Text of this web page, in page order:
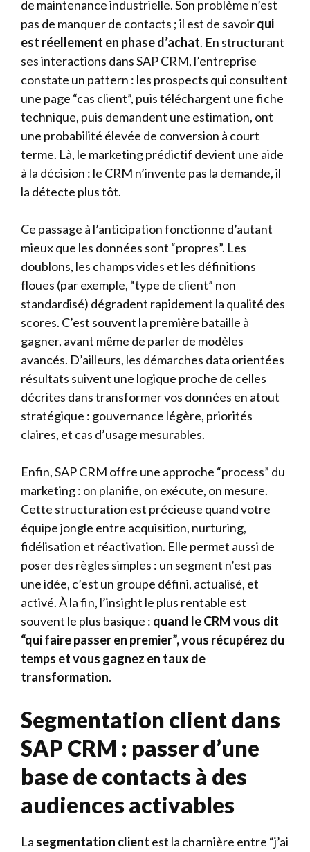
de maintenance industrielle. Son problème n’est
pas de manquer de contacts ; il est de savoirqui
est réellement en phase d’achat. En structurant
ses interactions dans SAP CRM, l’entreprise
constate un pattern : les prospects qui consultent
une page “cas client”, puis téléchargent une fiche
technique, puis demandent une estimation, ont
une probabilité élevée de conversion à court
terme. Là, le marketing prédictif devient une aide
à la décision : le CRM n’invente pas la demande, il
la détecte plus tôt.
Ce passage à l’anticipation fonctionne d’autant
mieux que les données sont “propres”. Les
doublons, les champs vides et les définitions
floues (par exemple, “type de client” non
standardisé) dégradent rapidement la qualité des
scores. C’est souvent la première bataille à
gagner, avant même de parler de modèles
avancés. D’ailleurs, les démarches data orientées
résultats suivent une logique proche de celles
décrites danstransformer vos données en atout
stratégique : gouvernance légère, priorités
claires, et cas d’usage mesurables.
Enfin, SAP CRM offre une approche “process” du
marketing : on planifie, on exécute, on mesure.
Cette structuration est précieuse quand votre
équipe jongle entre acquisition, nurturing,
fidélisation et réactivation. Elle permet aussi de
poser des règles simples : un segment n’est pas
une idée, c’est un groupe défini, actualisé, et
activé. À la fin, l’insight le plus rentable est
souvent le plus basique : quand le CRM vous dit
“qui faire passer en premier”, vous récupérez du
temps et vous gagnez en taux de
transformation.
Segmentation client dans
SAP CRM : passer d’une
base de contacts à des
audiences activables
La segmentation client est la charnière entre “j’ai